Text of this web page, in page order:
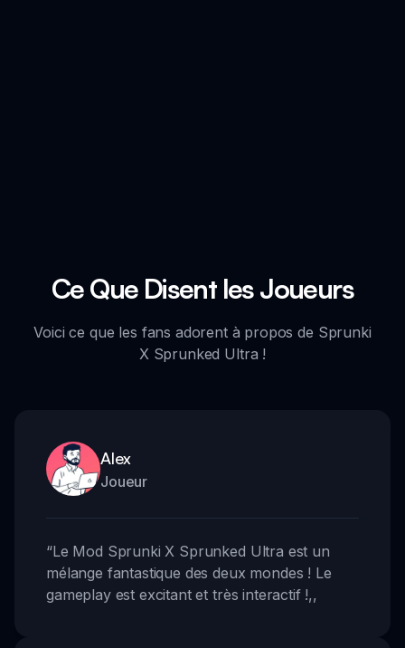
Ce Que Disent les Joueurs
Voici ce que les fans adorent à propos de Sprunki
X Sprunked Ultra !
Alex
Joueur
“Le Mod Sprunki X Sprunked Ultra est un
mélange fantastique des deux mondes ! Le
gameplay est excitant et très interactif !,,